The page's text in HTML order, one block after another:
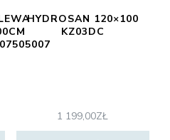
HYDROSAN 120×100
KZ03DC
1 199,00ZŁ